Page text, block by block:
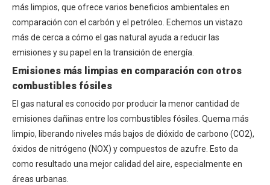
más limpios, que ofrece varios beneficios ambientales en
comparación con el carbón y el petróleo. Echemos un vistazo
más de cerca a cómo el gas natural ayuda a reducir las
emisiones y su papel en la transición de energía.
Emisiones más limpias en comparación con otros
combustibles fósiles
El gas natural es conocido por producir la menor cantidad de
emisiones dañinas entre los combustibles fósiles. Quema más
limpio, liberando niveles más bajos de dióxido de carbono (CO2),
óxidos de nitrógeno (NOX) y compuestos de azufre. Esto da
como resultado una mejor calidad del aire, especialmente en
áreas urbanas.